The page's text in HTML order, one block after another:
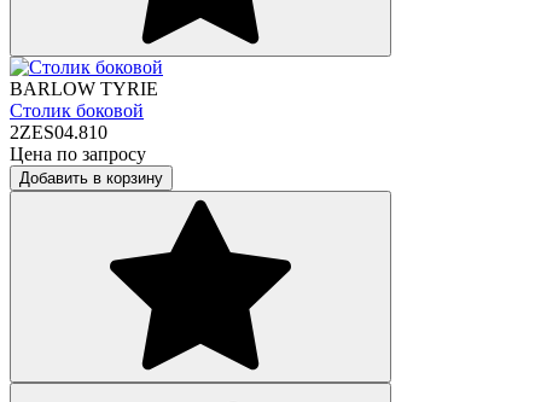
BARLOW TYRIE
Столик боковой
2ZES04.810
Цена по запросу
Добавить в корзину